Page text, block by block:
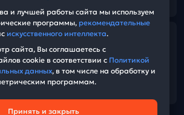
12:12
Почему не 14? или разбор ЭССЕ
29 марта 2025 г., 12:00
и лучшей работы сайта мы используем
программы, рекомендательные
искусственного интеллекта.
сайта, Вы соглашаетесь с
cookie в соответствии с Политикой
данных, в том числе на обработку и
программам.
Принять и закрыть